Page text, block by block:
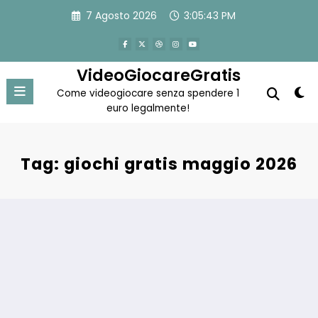
7 Agosto 2026 3:05:43 PM
VideoGiocareGratis
Come videogiocare senza spendere 1
euro legalmente!
Tag: giochi gratis maggio 2026